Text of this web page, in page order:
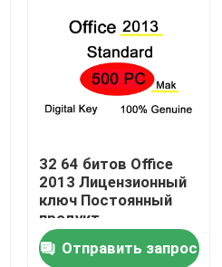
32 64 битов Office
2013 Лицензионный
ключ Постоянный
продукт
Отправить запрос